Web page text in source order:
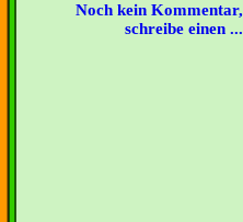
Noch kein Kommentar,
schreibe einen ...